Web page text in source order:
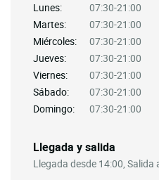
Lunes:
07:30-21:00
Martes:
07:30-21:00
Miércoles:
07:30-21:00
Jueves:
07:30-21:00
Viernes:
07:30-21:00
Sábado:
07:30-21:00
Domingo:
07:30-21:00
Llegada y salida
Llegada desde 14:00, Salida